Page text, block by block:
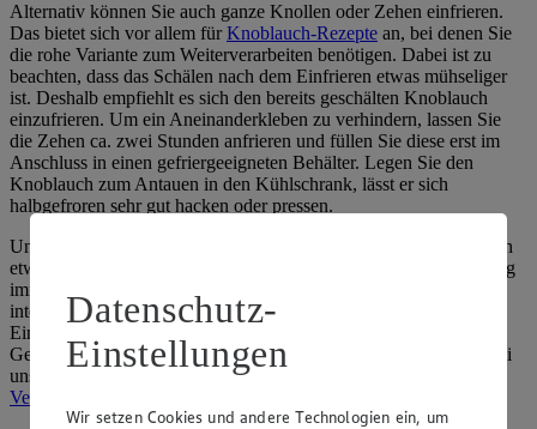
Alternativ können Sie auch ganze Knollen oder Zehen einfrieren.
Das bietet sich vor allem für Knoblauch-Rezepte an, bei denen Sie
die rohe Variante zum Weiterverarbeiten benötigen. Dabei ist zu
beachten, dass das Schälen nach dem Einfrieren etwas mühseliger
ist. Deshalb empfiehlt es sich den bereits geschälten Knoblauch
einzufrieren. Um ein Aneinanderkleben zu verhindern, lassen Sie
die Zehen ca. zwei Stunden anfrieren und füllen Sie diese erst im
Anschluss in einen gefriergeeigneten Behälter. Legen Sie den
Knoblauch zum Antauen in den Kühlschrank, lässt er sich
halbgefroren sehr gut hacken oder pressen.
Unabhängig von der Form gilt: Tiefgefrorener Knoblauch hält sich
etwa sechs Monate lang. Beachten Sie, dass bei der Konservierung
immer Aroma verloren geht. Es kann sich also lohnen, besonders
intensiv schmeckenden Knoblauch zum Einfrieren zu verwenden.
Eine direkte Weiterverarbeitung ohne Auftauen verringert den
Geschmacksverlust. Sie haben weitere Fragen? Dann lesen Sie bei
uns mehr rund um das ThemaKnoblauch: Wirkung und
Verwendung
Datenschutz-
Einstellungen
Wir setzen Cookies und andere Technologien ein, um